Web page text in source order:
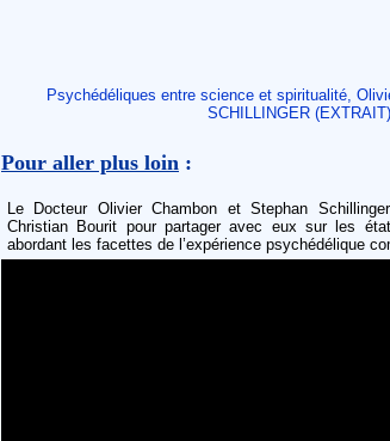
Psychédéliques entre science et spiritualité,
SCHILLINGER (EXTRAIT)
Pour aller plus loin :
Le Docteur Olivier Chambon et Stephan
Christian Bourit pour partager avec eux sur les
abordant les facettes de l’expérience psychédélique